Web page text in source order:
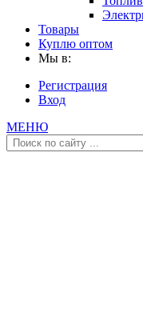
Товары
Куплю оптом
Мы в:
Регистрация
Вход
МЕНЮ